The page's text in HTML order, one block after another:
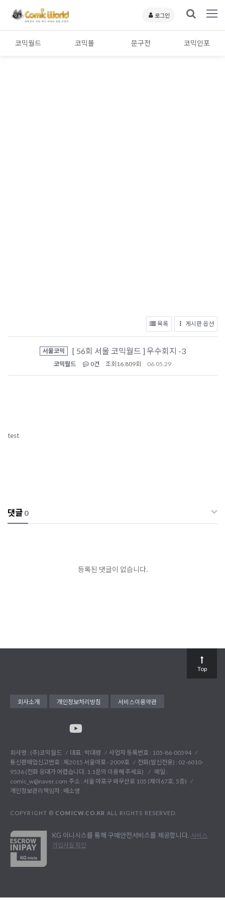
로그인
코믹월드 코믹몰 문구전 코믹인포
목록 게시판 옵션
서울코믹 [ 56회 서울 코믹월드 ] 우수회지 -3
코믹월드 0건 조회 16,809회 06.05.29
test
댓글 0
등록된 댓글이 없습니다.
회사소개 개인정보처리방침 서비스이용약관
회사명 : (주)코믹월드 대표 : 박대령
사업자 등록번호 : 105-86-00594
통신판매업신고번호 : 제2015 서울마포 - 2009호
전화(발신전용) : 02-6010-
9536 (전화 응대가 어렵습니다. 1:1문의 이용해 주세요)
메일 :
comic_w@naver.com 주소 : 서울 마포구 와우산로 105 (제이67호, 5층)
개인정보관리책임자 : 배소영
COPYRIGHT © COMICW.CO.KR ALL RIGHTS RESERVED.
KG 이니시스를 통해 구매안전서비스를 제공합니다. 서비스
가입사실 확인
Top